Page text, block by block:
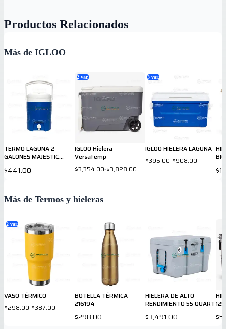
Productos Relacionados
Más de IGLOO
TERMO LAGUNA 2
GALONES MAJESTIC
$441.00
2 var.
IGLOO Hielera
Versatemp
$3,354.00-$3,828.00
3 var.
IGLOO HIELERA LAGUNA
$395.00-$908.00
Más de Termos y hieleras
2 var.
VASO TÉRMICO
$298.00-$387.00
BOTELLA TÉRMICA
216194
$298.00
HIELERA DE ALTO
RENDIMIENTO 55 QUART
$3,491.00